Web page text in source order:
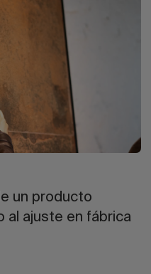
un producto
al ajuste en fábrica